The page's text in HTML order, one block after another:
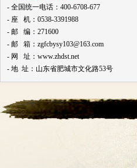
- 全国统一电话：400-6708-677
- 座 机：0538-3391988
- 邮 编：271600
- 邮 箱：zgfcbysy103@163.com
- 网 址：www.zhdst.net
- 地 址：山东省肥城市文化路53号